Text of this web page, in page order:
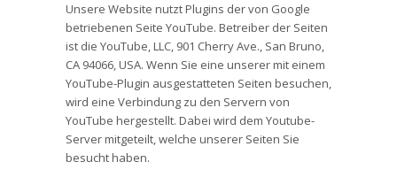
Unsere Website nutzt Plugins der von Google
betriebenen Seite YouTube. Betreiber der Seiten
ist die YouTube, LLC, 901 Cherry Ave., San Bruno,
CA 94066, USA. Wenn Sie eine unserer mit einem
YouTube-Plugin ausgestatteten Seiten besuchen,
wird eine Verbindung zu den Servern von
YouTube hergestellt. Dabei wird dem Youtube-
Server mitgeteilt, welche unserer Seiten Sie
besucht haben.